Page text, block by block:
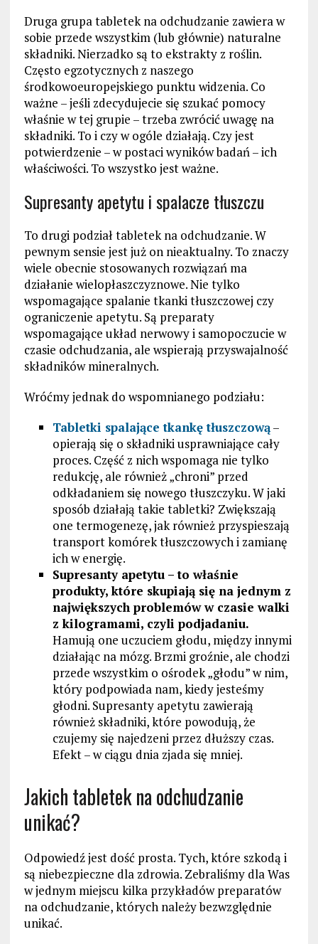
Druga grupa tabletek na odchudzanie zawiera w
sobie przede wszystkim (lub głównie) naturalne
składniki. Nierzadko są to ekstrakty z roślin.
Często egzotycznych z naszego
środkowoeuropejskiego punktu widzenia. Co
ważne – jeśli zdecydujecie się szukać pomocy
właśnie w tej grupie – trzeba zwrócić uwagę na
składniki. To i czy w ogóle działają. Czy jest
potwierdzenie – w postaci wyników badań – ich
właściwości. To wszystko jest ważne.
Supresanty apetytu i spalacze tłuszczu
To drugi podział tabletek na odchudzanie. W
pewnym sensie jest już on nieaktualny. To znaczy
wiele obecnie stosowanych rozwiązań ma
działanie wielopłaszczyznowe. Nie tylko
wspomagające spalanie tkanki tłuszczowej czy
ograniczenie apetytu. Są preparaty
wspomagające układ nerwowy i samopoczucie w
czasie odchudzania, ale wspierają przyswajalność
składników mineralnych.
Wróćmy jednak do wspomnianego podziału:
Tabletki spalające tkankę tłuszczową–
opierają się o składniki usprawniające cały
proces. Część z nich wspomaga nie tylko
redukcję, ale również „chroni” przed
odkładaniem się nowego tłuszczyku. W jaki
sposób działają takie tabletki? Zwiększają
one termogenezę, jak również przyspieszają
transport komórek tłuszczowych i zamianę
ich w energię.
Supresanty apetytu – to właśnie
produkty, które skupiają się na jednym z
największych problemów w czasie walki
z kilogramami, czyli podjadaniu.
Hamują one uczuciem głodu, między innymi
działając na mózg. Brzmi groźnie, ale chodzi
przede wszystkim o ośrodek „głodu” w nim,
który podpowiada nam, kiedy jesteśmy
głodni. Supresanty apetytu zawierają
również składniki, które powodują, że
czujemy się najedzeni przez dłuższy czas.
Efekt – w ciągu dnia zjada się mniej.
Jakich tabletek na odchudzanie
unikać?
Odpowiedź jest dość prosta. Tych, które szkodą i
są niebezpieczne dla zdrowia. Zebraliśmy dla Was
w jednym miejscu kilka przykładów preparatów
na odchudzanie, których należy bezwzględnie
unikać.